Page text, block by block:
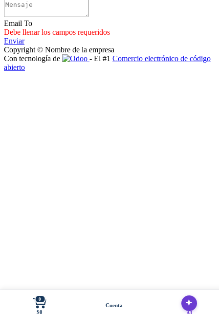
Email To
Debe llenar los campos requeridos
Enviar
Copyright © Nombre de la empresa
Con tecnología de
- El #1 Comercio electrónico de código
abierto
0
$0
Cuenta